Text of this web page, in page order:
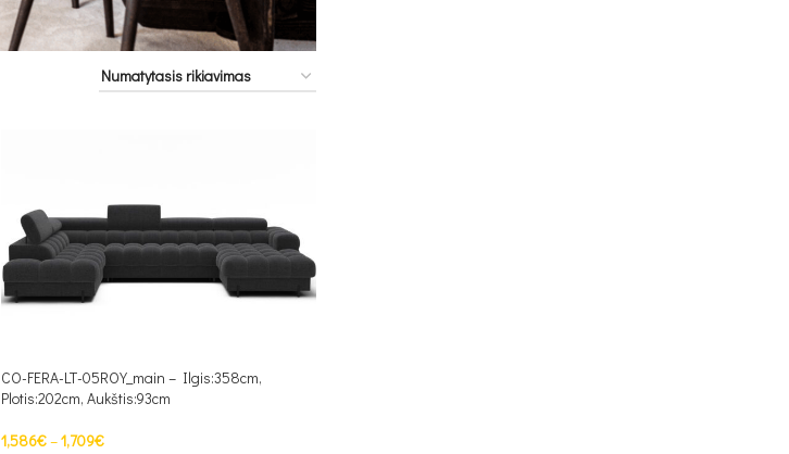
CO-FERA-LT-05ROY_main – Ilgis:358cm,
Plotis:202cm, Aukštis:93cm
1,586€–1,709€